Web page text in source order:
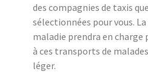
des compagnies de taxis
sélectionnées pour vous. La
maladie prendra en charge
à ces transports de
léger.